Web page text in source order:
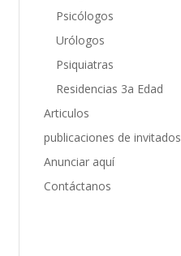
Psicólogos
Urólogos
Psiquiatras
Residencias 3a Edad
Articulos
publicaciones de invitados
Anunciar aquí
Contáctanos